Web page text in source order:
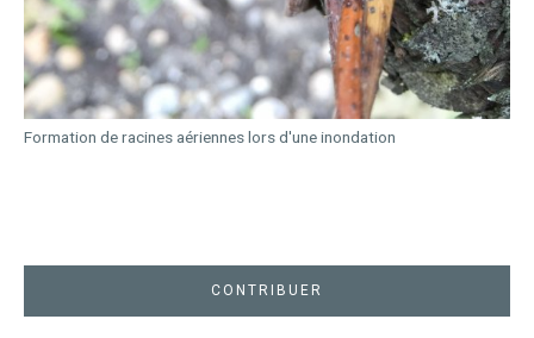
Formation de racines aériennes lors d'une inondation
CONTRIBUER